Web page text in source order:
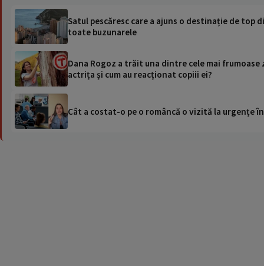
Satul pescăresc care a ajuns o destinație de top
toate buzunarele
Dana Rogoz a trăit una dintre cele mai
actrița și cum au reacționat copiii ei?
Cât a costat-o pe o româncă o vizită la urgențe